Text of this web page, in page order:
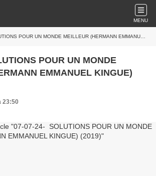
MENU
POUR UN MONDE MEILLEUR (HERMANN EMMANUEL KINGUE) (2019)
POUR UN MONDE
EMMANUEL KINGUE)
23:50